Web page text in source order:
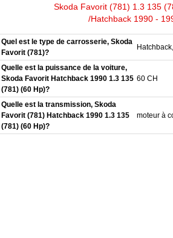
Skoda Favorit (781) 1.3 135
/Hatchback 1990 -
Quel est le type de carrosserie, Skoda
Favorit (781)?
Quelle est la puissance de la voiture,
Skoda Favorit Hatchback 1990 1.3 135
(781) (60 Hp)?
60 CH
Quelle est la transmission, Skoda
Favorit (781) Hatchback 1990 1.3 135
(781) (60 Hp)?
moteur à